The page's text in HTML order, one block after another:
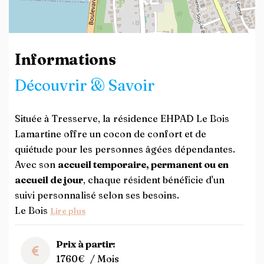
Leaflet OpenStreetMap contributors
Informations
Découvrir & Savoir
Située à Tresserve, la résidence EHPAD Le Bois
Lamartine offre un cocon de confort et de
quiétude pour les personnes âgées dépendantes.
Avec son accueil temporaire, permanent ou en
accueil de jour, chaque résident bénéficie d'un
suivi personnalisé selon ses besoins.
Le Bois Lire plus
Prix à partir:
1760€ / Mois